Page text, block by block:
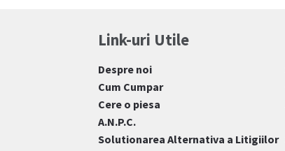
Link-uri Utile
Despre noi
Cum Cumpar
Cere o piesa
A.N.P.C.
Solutionarea Alternativa a Litigiilor